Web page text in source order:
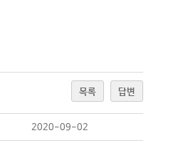
목록 답변
2020-09-02